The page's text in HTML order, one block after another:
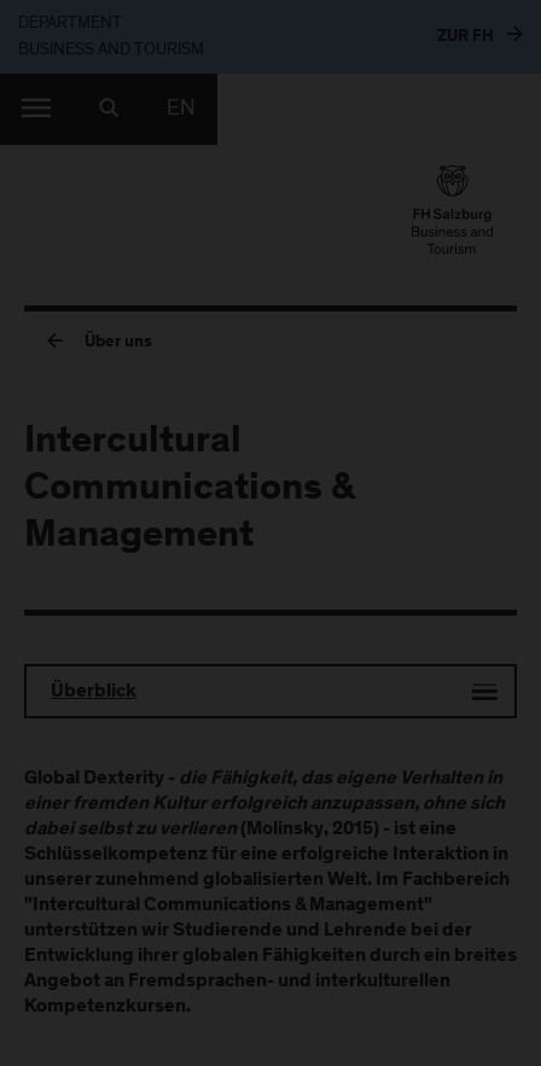
DEPARTMENT
BUSINESS AND TOURISM
ZUR FH ZUR
EN
Über uns
Intercultural
Communications &
Management
Überblick
Global Dexterity - die Fähigkeit, das eigene Verhalten in
einer fremden Kultur erfolgreich anzupassen, ohne sich
dabei selbst zu verlieren (Molinsky, 2015) - ist eine
Schlüsselkompetenz für eine erfolgreiche Interaktion in
unserer zunehmend globalisierten Welt. Im Fachbereich
"Intercultural Communications & Management"
unterstützen wir Studierende und Lehrende bei der
Entwicklung ihrer globalen Fähigkeiten durch ein breites
Angebot an Fremdsprachen- und interkulturellen
Kompetenzkursen.